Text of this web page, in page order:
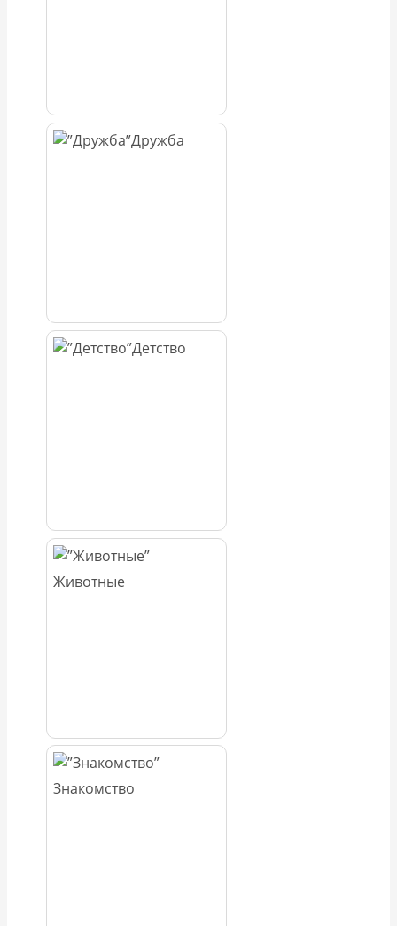
Дружба
Детство
Животные
Знакомство